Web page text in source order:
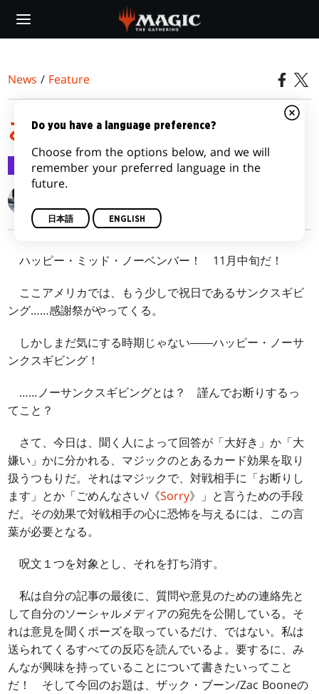
main
News / Feature
お断りします
Feature 2016/11/19
ハッピー・ミッド・ノーベンバー！ 11月中旬だ！
ここアメリカでは、もう少しで祝日であるサンクスギビ
ング……感謝祭がやってくる。
しかしまだ気にする時期じゃない――ハッピー・ノーサ
ンクスギビング！
……ノーサンクスギビングとは？ 謹んでお断りするっ
てこと？
さて、今日は、聞く人によって回答が「大好き」か「大
嫌い」かに分かれる、マジックのとあるカード効果を取り
扱うつもりだ。それはマジックで、対戦相手に「お断りし
ます」とか「ごめんなさい/《Sorry》」と言うための手段
だ。その効果で対戦相手の心に恐怖を与えるには、この言
葉が必要となる。
呪文１つを対象とし、それを打ち消す。
私は自分の記事の最後に、質問や意見のための連絡先と
して自分のソーシャルメディアの宛先を公開している。そ
れは意見を聞くポーズを取っているだけ、ではない。私は
送られてくるすべての反応を読んでいるよ。要するに、み
んなが興味を持っていることについて書きたいってこと
だ！ そして今回のお題は、ザック・ブーン/Zac Booneの
Do you have a language preference?
Choose from the options below, and we will
remember your preferred language in the
future.
日本語 ENGLISH